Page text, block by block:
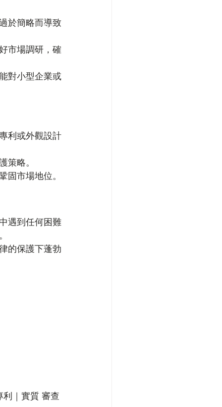
於簡略而導致
市場調研，確
對小型企業或
利或外觀設計
策略。
固市場地位。
遇到任何困難
的保護下蓬勃
利｜實質 審查